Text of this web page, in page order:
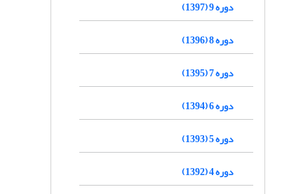
دوره 9 (1397)
دوره 8 (1396)
دوره 7 (1395)
دوره 6 (1394)
دوره 5 (1393)
دوره 4 (1392)